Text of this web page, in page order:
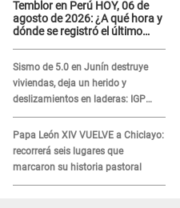
Temblor en Perú HOY, 06 de
agosto de 2026: ¿A qué hora y
dónde se registró el último
Sismo de 5.0 en Junín destruye
viviendas, deja un herido y
deslizamientos en laderas: IGP
alerta sobre posibles réplicas
Papa León XIV VUELVE a Chiclayo:
recorrerá seis lugares que
marcaron su historia pastoral